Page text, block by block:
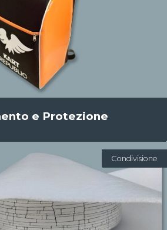
e Protezione
Condivisione